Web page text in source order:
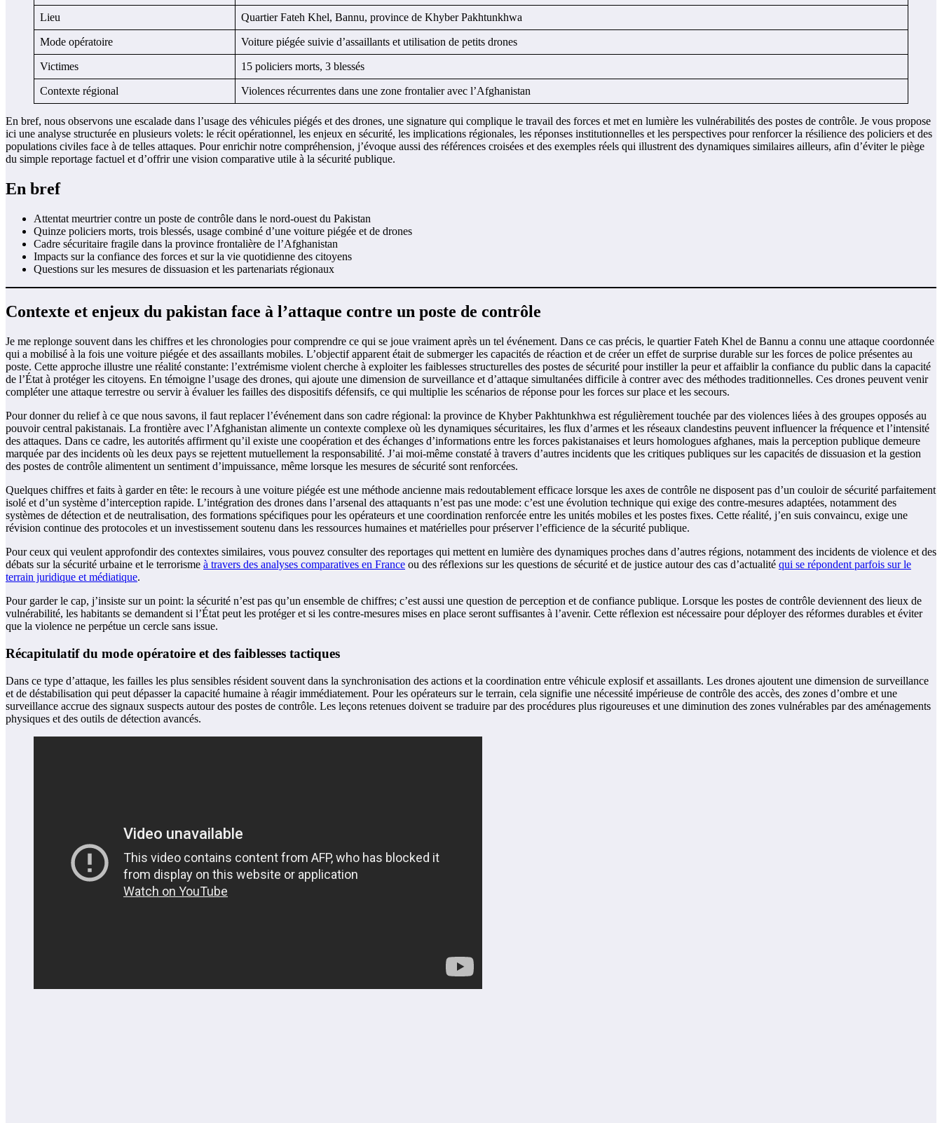
Lieu Quartier Fateh Khel, Bannu, province de Khyber Pakhtunkhwa
Mode opératoire Voiture piégée suivie d’assaillants et utilisation de petits drones
Victimes 15 policiers morts, 3 blessés
Contexte régional Violences récurrentes dans une zone frontalier avec l’Afghanistan
En bref, nous observons une escalade dans l’usage des véhicules piégés et des drones, une signature qui complique le travail des forces et met en lumière les vulnérabilités des postes de contrôle. Je vous propose
ici une analyse structurée en plusieurs volets: le récit opérationnel, les enjeux en sécurité, les implications régionales, les réponses institutionnelles et les perspectives pour renforcer la résilience des policiers et des
populations civiles face à de telles attaques. Pour enrichir notre compréhension, j’évoque aussi des références croisées et des exemples réels qui illustrent des dynamiques similaires ailleurs, afin d’éviter le piège
du simple reportage factuel et d’offrir une vision comparative utile à la sécurité publique.
En bref
Attentat meurtrier contre un poste de contrôle dans le nord-ouest du Pakistan
Quinze policiers morts, trois blessés, usage combiné d’une voiture piégée et de drones
Cadre sécuritaire fragile dans la province frontalière de l’Afghanistan
Impacts sur la confiance des forces et sur la vie quotidienne des citoyens
Questions sur les mesures de dissuasion et les partenariats régionaux
Contexte et enjeux du pakistan face à l’attaque contre un poste de contrôle
Je me replonge souvent dans les chiffres et les chronologies pour comprendre ce qui se joue vraiment après un tel événement. Dans ce cas précis, le quartier Fateh Khel de Bannu a connu une attaque coordonnée
qui a mobilisé à la fois une voiture piégée et des assaillants mobiles. L’objectif apparent était de submerger les capacités de réaction et de créer un effet de surprise durable sur les forces de police présentes au
poste. Cette approche illustre une réalité constante: l’extrémisme violent cherche à exploiter les faiblesses structurelles des postes de sécurité pour instiller la peur et affaiblir la confiance du public dans la capacité
de l’État à protéger les citoyens. En témoigne l’usage des drones, qui ajoute une dimension de surveillance et d’attaque simultanées difficile à contrer avec des méthodes traditionnelles. Ces drones peuvent venir
compléter une attaque terrestre ou servir à évaluer les failles des dispositifs défensifs, ce qui multiplie les scénarios de réponse pour les forces sur place et les secours.
Pour donner du relief à ce que nous savons, il faut replacer l’événement dans son cadre régional: la province de Khyber Pakhtunkhwa est régulièrement touchée par des violences liées à des groupes opposés au
pouvoir central pakistanais. La frontière avec l’Afghanistan alimente un contexte complexe où les dynamiques sécuritaires, les flux d’armes et les réseaux clandestins peuvent influencer la fréquence et l’intensité
des attaques. Dans ce cadre, les autorités affirment qu’il existe une coopération et des échanges d’informations entre les forces pakistanaises et leurs homologues afghanes, mais la perception publique demeure
marquée par des incidents où les deux pays se rejettent mutuellement la responsabilité. J’ai moi-même constaté à travers d’autres incidents que les critiques publiques sur les capacités de dissuasion et la gestion
des postes de contrôle alimentent un sentiment d’impuissance, même lorsque les mesures de sécurité sont renforcées.
Quelques chiffres et faits à garder en tête: le recours à une voiture piégée est une méthode ancienne mais redoutablement efficace lorsque les axes de contrôle ne disposent pas d’un couloir de sécurité parfaitement
isolé et d’un système d’interception rapide. L’intégration des drones dans l’arsenal des attaquants n’est pas une mode: c’est une évolution technique qui exige des contre-mesures adaptées, notamment des
systèmes de détection et de neutralisation, des formations spécifiques pour les opérateurs et une coordination renforcée entre les unités mobiles et les postes fixes. Cette réalité, j’en suis convaincu, exige une
révision continue des protocoles et un investissement soutenu dans les ressources humaines et matérielles pour préserver l’efficience de la sécurité publique.
Pour ceux qui veulent approfondir des contextes similaires, vous pouvez consulter des reportages qui mettent en lumière des dynamiques proches dans d’autres régions, notamment des incidents de violence et des
débats sur la sécurité urbaine et le terrorisme à travers des analyses comparatives en France ou des réflexions sur les questions de sécurité et de justice autour des cas d’actualité qui se répondent parfois sur le
terrain juridique et médiatique.
Pour garder le cap, j’insiste sur un point: la sécurité n’est pas qu’un ensemble de chiffres; c’est aussi une question de perception et de confiance publique. Lorsque les postes de contrôle deviennent des lieux de
vulnérabilité, les habitants se demandent si l’État peut les protéger et si les contre-mesures mises en place seront suffisantes à l’avenir. Cette réflexion est nécessaire pour déployer des réformes durables et éviter
que la violence ne perpétue un cercle sans issue.
Récapitulatif du mode opératoire et des faiblesses tactiques
Dans ce type d’attaque, les failles les plus sensibles résident souvent dans la synchronisation des actions et la coordination entre véhicule explosif et assaillants. Les drones ajoutent une dimension de surveillance
et de déstabilisation qui peut dépasser la capacité humaine à réagir immédiatement. Pour les opérateurs sur le terrain, cela signifie une nécessité impérieuse de contrôle des accès, des zones d’ombre et une
surveillance accrue des signaux suspects autour des postes de contrôle. Les leçons retenues doivent se traduire par des procédures plus rigoureuses et une diminution des zones vulnérables par des aménagements
physiques et des outils de détection avancés.